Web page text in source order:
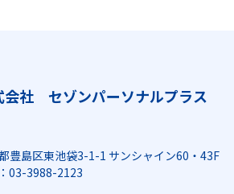
会社 セゾンパーソナルプラス
豊島区東池袋3-1-1 サンシャイン60・43F
03-3988-2123